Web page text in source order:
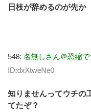
日枝が辞めるのが先か
548: 名無しさん＠恐縮で
ID:dxXtweNe0
知りませんってウチの
てたぞ？